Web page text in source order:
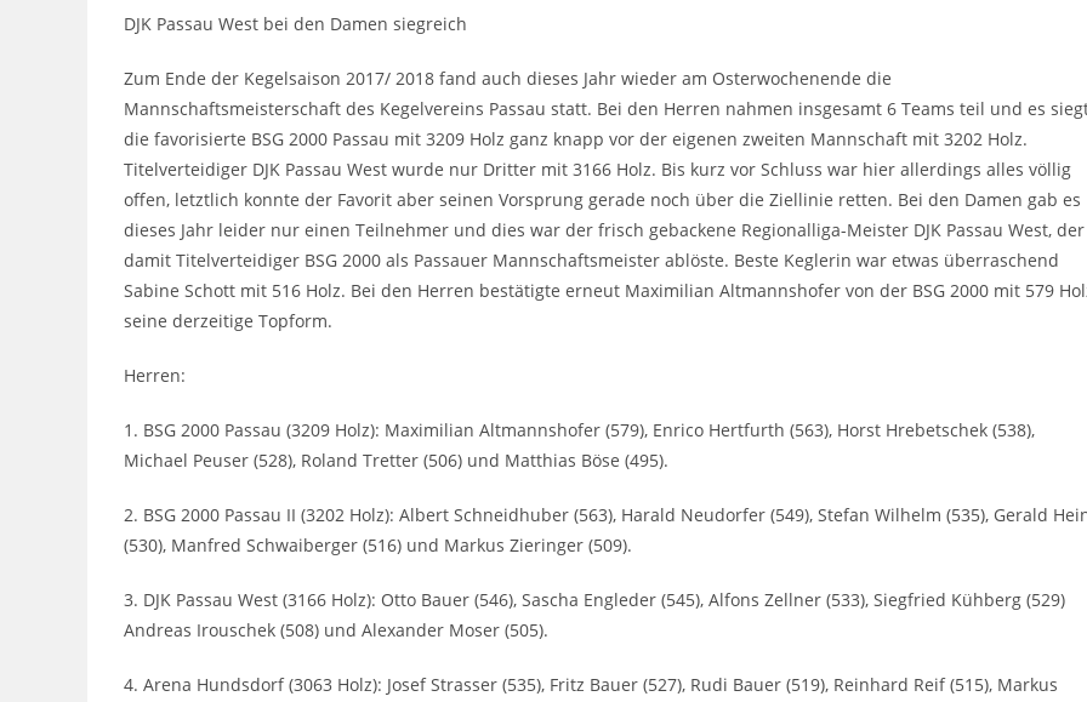
DJK Passau West bei den Damen siegreich
Zum Ende der Kegelsaison 2017/ 2018 fand auch dieses Jahr wieder am Osterwochenende die
Mannschaftsmeisterschaft des Kegelvereins Passau statt. Bei den Herren nahmen insgesamt 6 Teams teil und es
die favorisierte BSG 2000 Passau mit 3209 Holz ganz knapp vor der eigenen zweiten Mannschaft mit 3202 Holz.
Titelverteidiger DJK Passau West wurde nur Dritter mit 3166 Holz. Bis kurz vor Schluss war hier allerdings alles völlig
offen, letztlich konnte der Favorit aber seinen Vorsprung gerade noch über die Ziellinie retten. Bei den Damen gab es
dieses Jahr leider nur einen Teilnehmer und dies war der frisch gebackene Regionalliga-Meister DJK Passau West, der
damit Titelverteidiger BSG 2000 als Passauer Mannschaftsmeister ablöste. Beste Keglerin war etwas überraschend
Sabine Schott mit 516 Holz. Bei den Herren bestätigte erneut Maximilian Altmannshofer von der BSG 2000 mit 579
seine derzeitige Topform.
Herren:
1. BSG 2000 Passau (3209 Holz): Maximilian Altmannshofer (579), Enrico Hertfurth (563), Horst Hrebetschek (538),
Michael Peuser (528), Roland Tretter (506) und Matthias Böse (495).
2. BSG 2000 Passau II (3202 Holz): Albert Schneidhuber (563), Harald Neudorfer (549), Stefan Wilhelm (535), Gerald
(530), Manfred Schwaiberger (516) und Markus Zieringer (509).
3. DJK Passau West (3166 Holz): Otto Bauer (546), Sascha Engleder (545), Alfons Zellner (533), Siegfried Kühberg (529)
Andreas Irouschek (508) und Alexander Moser (505).
4. Arena Hundsdorf (3063 Holz): Josef Strasser (535), Fritz Bauer (527), Rudi Bauer (519), Reinhard Reif (515), Markus